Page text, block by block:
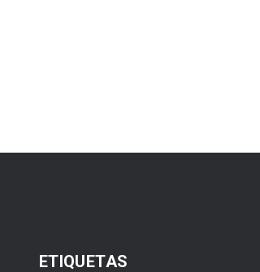
ETIQUETAS